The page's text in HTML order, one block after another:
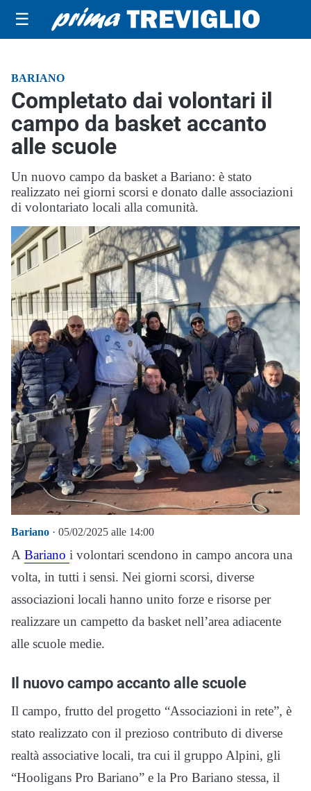
☰
BARIANO
Completato dai volontari il
campo da basket accanto
alle scuole
Un nuovo campo da basket a Bariano: è stato
realizzato nei giorni scorsi e donato dalle associazioni
di volontariato locali alla comunità.
Bariano · 05/02/2025 alle 14:00
A Bariano i volontari scendono in campo ancora una
volta, in tutti i sensi. Nei giorni scorsi, diverse
associazioni locali hanno unito forze e risorse per
realizzare un campetto da basket nell’area adiacente
alle scuole medie.
Il nuovo campo accanto alle scuole
Il campo, frutto del progetto “Associazioni in rete”, è
stato realizzato con il prezioso contributo di diverse
realtà associative locali, tra cui il gruppo Alpini, gli
“Hooligans Pro Bariano” e la Pro Bariano stessa, il